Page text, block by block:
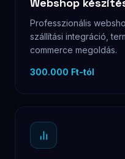
Professzionális
szállítási integráció,
commerce megoldás.
300.000 Ft-tól